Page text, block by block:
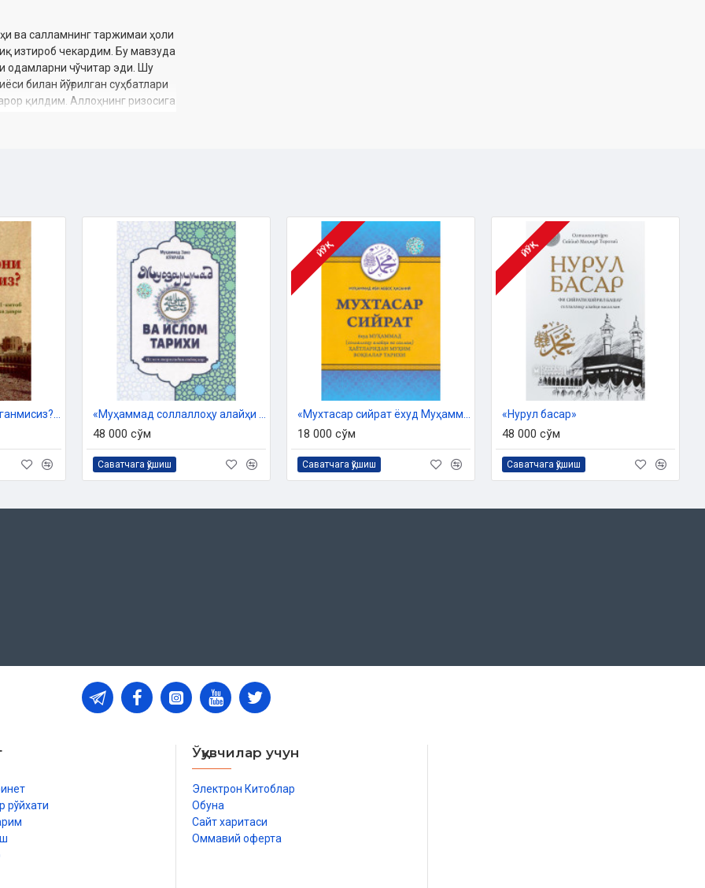
ва салламнинг таржимаи ҳоли
изтироб чекардим. Бу мавзуда
одамларни чўчитар эди. Шу
билан йўғрилган суҳбатлари
қилдим. Аллоҳнинг ризосига
ҳамда Имом Бухорий,
48 000 сўм
Саватчага қўшиш
ЙЎҚ
18 000 сўм
Саватчага қўшиш
ЙЎҚ
«Нурул басар»
48 000 сўм
Саватчага қўшиш
рўйхати
Ўқувчилар учун
Электрон Китоблар
Обуна
Сайт харитаси
Оммавий оферта